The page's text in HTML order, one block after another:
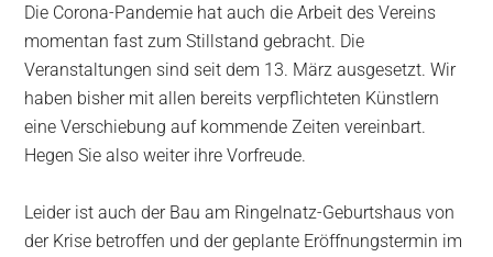
Die Corona-Pandemie hat auch die Arbeit des Vereins
momentan fast zum Stillstand gebracht. Die
Veranstaltungen sind seit dem 13. März ausgesetzt. Wir
haben bisher mit allen bereits verpflichteten Künstlern
eine Verschiebung auf kommende Zeiten vereinbart.
Hegen Sie also weiter ihre Vorfreude.
Leider ist auch der Bau am Ringelnatz-Geburtshaus von
der Krise betroffen und der geplante Eröffnungstermin im